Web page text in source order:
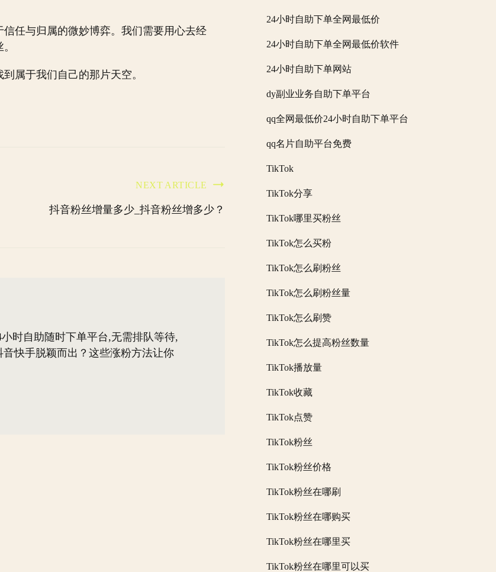
任与归属的微妙博弈。我们需要用心去经
属于我们自己的那片天空。
NEXT ARTICLE
抖音粉丝增量多少_抖音粉丝增多少？
时自助随时下单平台,无需排队等待,
快手脱颖而出？这些涨粉方法让你
24小时自助下单全网最低价
24小时自助下单全网最低价软件
24小时自助下单网站
dy副业业务自助下单平台
qq全网最低价24小时自助下单平台
qq名片自助平台免费
TikTok
TikTok分享
TikTok哪里买粉丝
TikTok怎么买粉
TikTok怎么刷粉丝
TikTok怎么刷粉丝量
TikTok怎么刷赞
TikTok怎么提高粉丝数量
TikTok播放量
TikTok收藏
TikTok点赞
TikTok粉丝
TikTok粉丝价格
TikTok粉丝在哪刷
TikTok粉丝在哪购买
TikTok粉丝在哪里买
TikTok粉丝在哪里可以买